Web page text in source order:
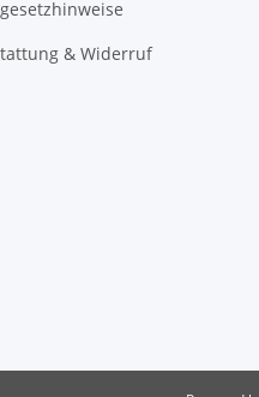
& Widerruf